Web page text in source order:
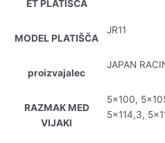
ET PLATIŠČA
MODEL PLATIŠČA
JR11
proizvajalec
JAPAN
RAZMAK MED
VIJAKI
5×100,
5×114,3,